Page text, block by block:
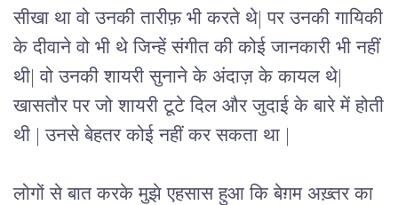
सीखा था वो उनकी तारीफ़ भी करते थे| पर उनकी गायिकी
के दीवाने वो भी थे जिन्हें संगीत की कोई जानकारी भी नहीं
थी| वो उनकी शायरी सुनाने के अंदाज़ के कायल थे|
खासतौर पर जो शायरी टूटे दिल और जुदाई के बारे में होती
थी | उनसे बेहतर कोई नहीं कर सकता था |
लोगों से बात करके मुझे एहसास हुआ कि बेग़म अख़्तर का